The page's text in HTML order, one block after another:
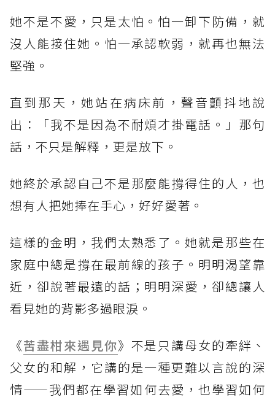
她不是不愛，只是太怕。怕一卸下防備，就
沒人能接住她。怕一承認軟弱，就再也無法
堅強。
直到那天，她站在病床前，聲音顫抖地說
出：「我不是因為不耐煩才掛電話。」那句
話，不只是解釋，更是放下。
她終於承認自己不是那麼能撐得住的人，也
想有人把她捧在手心，好好愛著。
這樣的金明，我們太熟悉了。她就是那些在
家庭中總是撐在最前線的孩子。明明渴望靠
近，卻說著最遠的話；明明深愛，卻總讓人
看見她的背影多過眼淚。
《苦盡柑來遇見你》不是只講母女的牽絆、
父女的和解，它講的是一種更難以言說的深
情——我們都在學習如何去愛，也學習如何